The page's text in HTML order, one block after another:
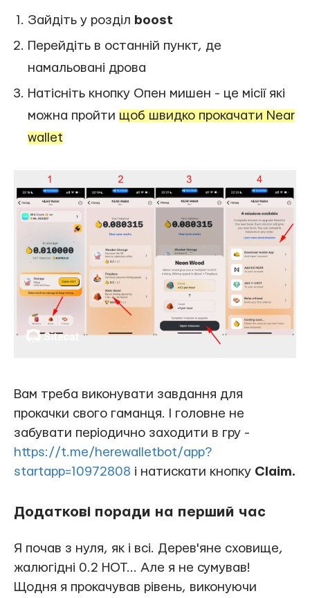
Зайдіть у розділ boost
Перейдіть в останній пункт, де
намальовані дрова
Натісніть кнопку Опен мишен - це місії які
можна пройти щоб швидко прокачати Near
wallet
Вам треба виконувати завдання для
прокачки свого гаманця. І головне не
забувати періодично заходити в гру -
https://t.me/herewalletbot/app?
startapp=10972808 і натискати кнопку Claim.
Додаткові поради на перший час
Я почав з нуля, як і всі. Дерев'яне сховище,
жалюгідні 0.2 HOT... Але я не сумував!
Щодня я прокачував рівень, виконуючи